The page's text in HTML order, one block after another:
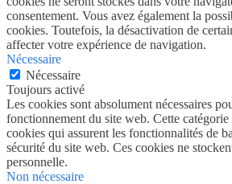
consentement. Vous avez également la
cookies. Toutefois, la désactivation de
affecter votre expérience de navigation.
Nécessaire
Nécessaire
Toujours activé
Les cookies sont absolument nécessaires
fonctionnement du site web. Cette
cookies qui assurent les fonctionnalités de
sécurité du site web. Ces cookies ne
personnelle.
Non nécessaire